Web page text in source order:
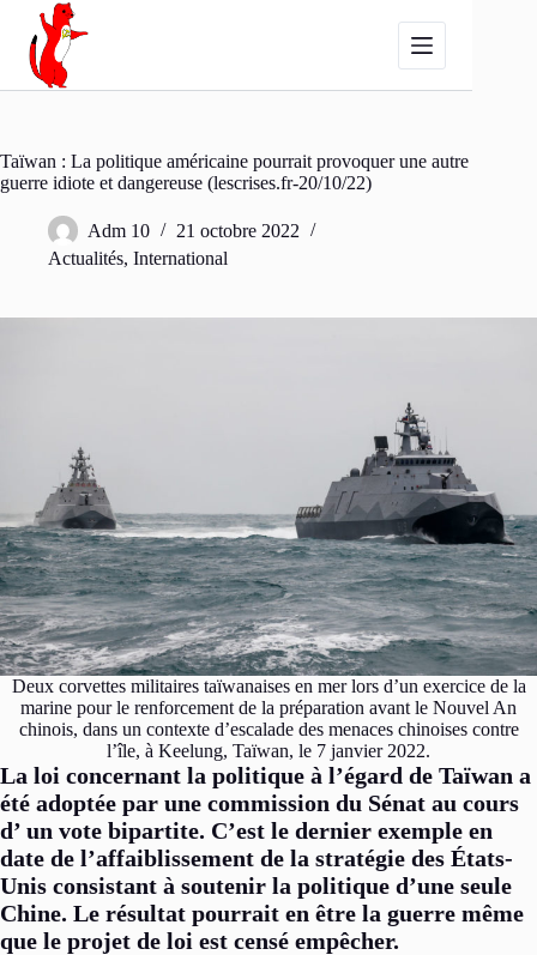
Passer
contenu
Taïwan : La politique américaine pourrait provoquer une autre
guerre idiote et dangereuse (lescrises.fr-20/10/22)
Adm 10
21 octobre 2022
Actualités, International
Deux corvettes militaires taïwanaises en mer lors d’un exercice de la
marine pour le renforcement de la préparation avant le Nouvel An
chinois, dans un contexte d’escalade des menaces chinoises contre
l’île, à Keelung, Taïwan, le 7 janvier 2022.
La loi concernant la politique à l’égard de Taïwan a
été adoptée par une commission du Sénat au cours
d’ un vote bipartite. C’est le dernier exemple en
date de l’affaiblissement de la stratégie des États-
Unis consistant à soutenir la politique d’une seule
Chine. Le résultat pourrait en être la guerre même
que le projet de loi est censé empêcher.